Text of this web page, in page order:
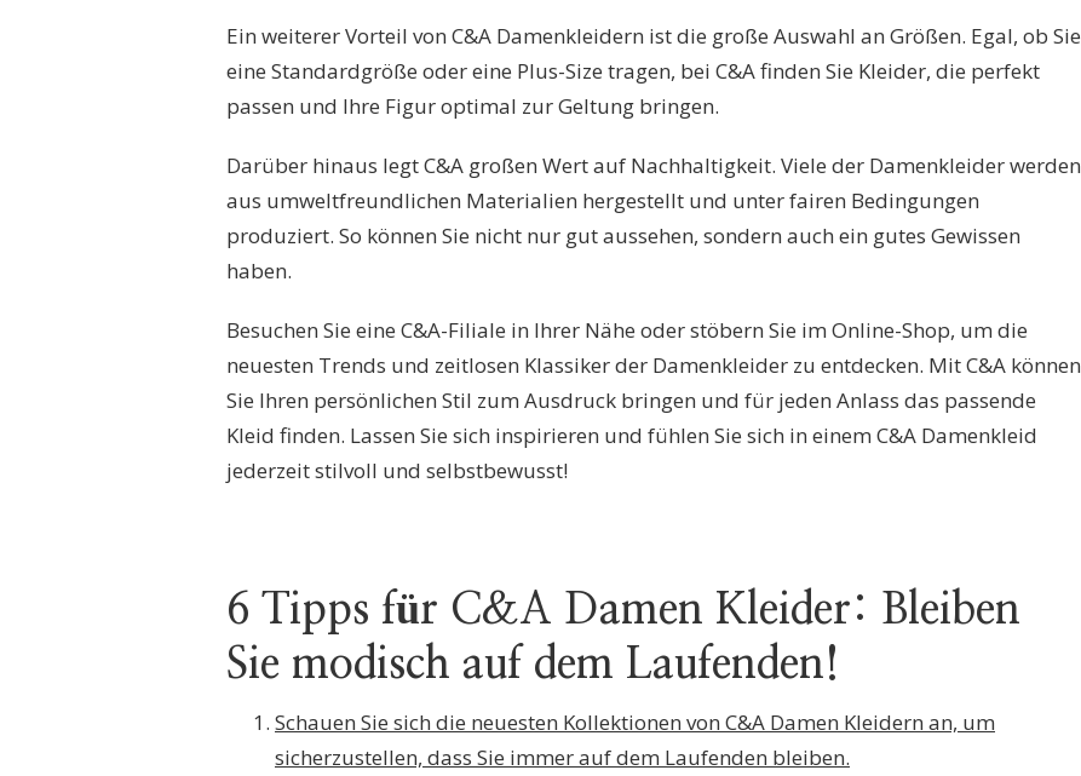
Ein weiterer Vorteil von C&A Damenkleidern ist die große Auswahl an Größen. Egal, ob Sie
eine Standardgröße oder eine Plus-Size tragen, bei C&A finden Sie Kleider, die perfekt
passen und Ihre Figur optimal zur Geltung bringen.
Darüber hinaus legt C&A großen Wert auf Nachhaltigkeit. Viele der Damenkleider werden
aus umweltfreundlichen Materialien hergestellt und unter fairen Bedingungen
produziert. So können Sie nicht nur gut aussehen, sondern auch ein gutes Gewissen
haben.
Besuchen Sie eine C&A-Filiale in Ihrer Nähe oder stöbern Sie im Online-Shop, um die
neuesten Trends und zeitlosen Klassiker der Damenkleider zu entdecken. Mit C&A können
Sie Ihren persönlichen Stil zum Ausdruck bringen und für jeden Anlass das passende
Kleid finden. Lassen Sie sich inspirieren und fühlen Sie sich in einem C&A Damenkleid
jederzeit stilvoll und selbstbewusst!
6 Tipps für C&A Damen Kleider: Bleiben
Sie modisch auf dem Laufenden!
Schauen Sie sich die neuesten Kollektionen von C&A Damen Kleidern an, um
sicherzustellen, dass Sie immer auf dem Laufenden bleiben.